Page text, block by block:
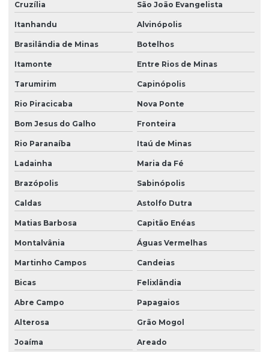
Cruzília São João Evangelista
Itanhandu Alvinópolis
Brasilândia de Minas Botelhos
Itamonte Entre Rios de Minas
Tarumirim Capinópolis
Rio Piracicaba Nova Ponte
Bom Jesus do Galho Fronteira
Rio Paranaíba Itaú de Minas
Ladainha Maria da Fé
Brazópolis Sabinópolis
Caldas Astolfo Dutra
Matias Barbosa Capitão Enéas
Montalvânia Águas Vermelhas
Martinho Campos Candeias
Bicas Felixlândia
Abre Campo Papagaios
Alterosa Grão Mogol
Joaíma Areado